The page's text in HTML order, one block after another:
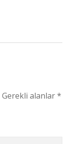
Gerekli alanlar*